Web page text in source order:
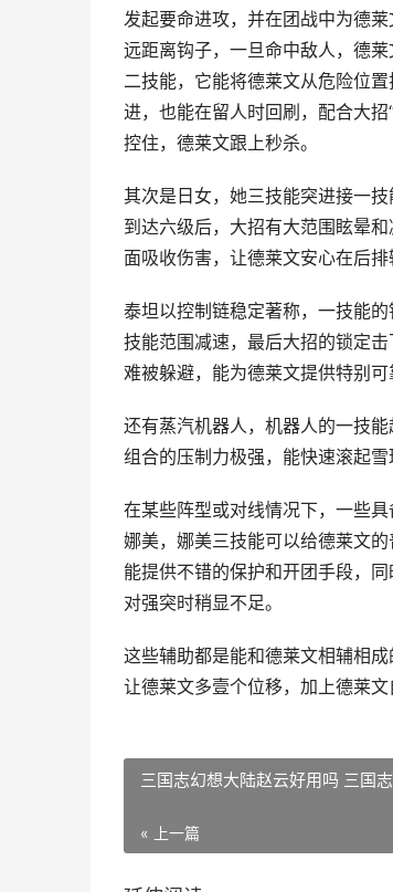
发起要命进攻，并在团战中为德
远距离钩子，一旦命中敌人，德
二技能，它能将德莱文从危险位
进，也能在留人时回刷，配合大
控住，德莱文跟上秒杀。
其次是日女，她三技能突进接一
到达六级后，大招有大范围眩晕
面吸收伤害，让德莱文安心在后
泰坦以控制链稳定著称，一技能
技能范围减速，最后大招的锁定
难被躲避，能为德莱文提供特别可
还有蒸汽机器人，机器人的一技
组合的压制力极强，能快速滚起
在某些阵型或对线情况下，一些
娜美，娜美三技能可以给德莱文
能提供不错的保护和开团手段，
对强突时稍显不足。
这些辅助都是能和德莱文相辅相
让德莱文多壹个位移，加上德莱文
三国志幻想大陆赵云好用吗 三国
« 上一篇